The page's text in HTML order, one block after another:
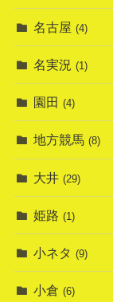
名古屋 (4)
名実況 (1)
園田 (4)
地方競馬 (8)
大井 (29)
姫路 (1)
小ネタ (9)
小倉 (6)